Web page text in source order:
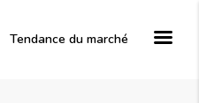
Tendance du marché